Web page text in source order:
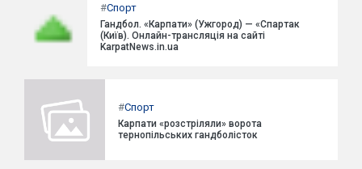
#Спорт
Гандбол. «Карпати» (Ужгород) — «Спартак
(Київ). Онлайн-трансляція на сайті
KarpatNews.in.ua
#Спорт
Карпати «розстріляли» ворота
тернопільських гандболісток